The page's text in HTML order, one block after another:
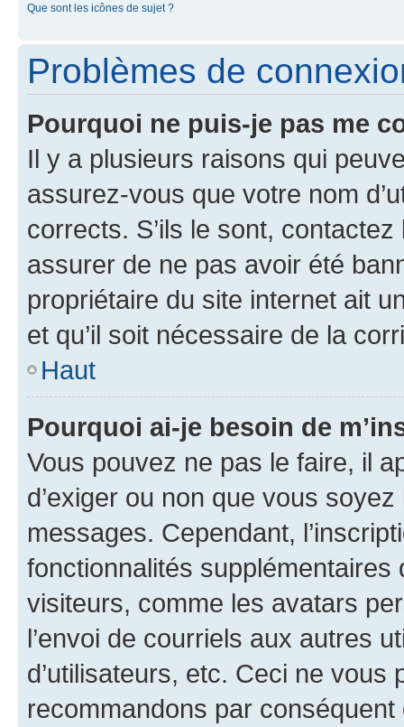
Que sont les icônes de sujet ?
Problèmes de
Pourquoi ne puis-je pas me
Il y a plusieurs raisons qui
assurez-vous que votre nom
corrects. S’ils le sont,
assurer de ne pas avoir été
propriétaire du site internet ait
et qu’il soit nécessaire de la
Haut
Pourquoi ai-je besoin de
Vous pouvez ne pas le faire, il
d’exiger ou non que vous
messages. Cependant,
fonctionnalités
visiteurs, comme les avatars
l’envoi de courriels aux autres
d’utilisateurs, etc. Ceci ne vous
recommandons par conséquent